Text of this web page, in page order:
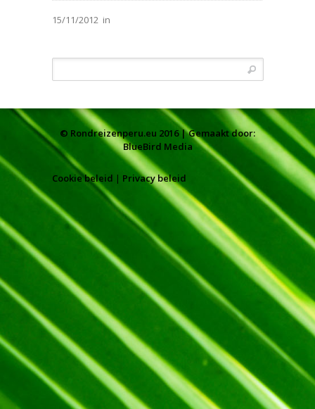
15/11/2012 in
© Rondreizenperu.eu 2016 | Gemaakt door:
BlueBird Media
Cookie beleid | Privacy beleid